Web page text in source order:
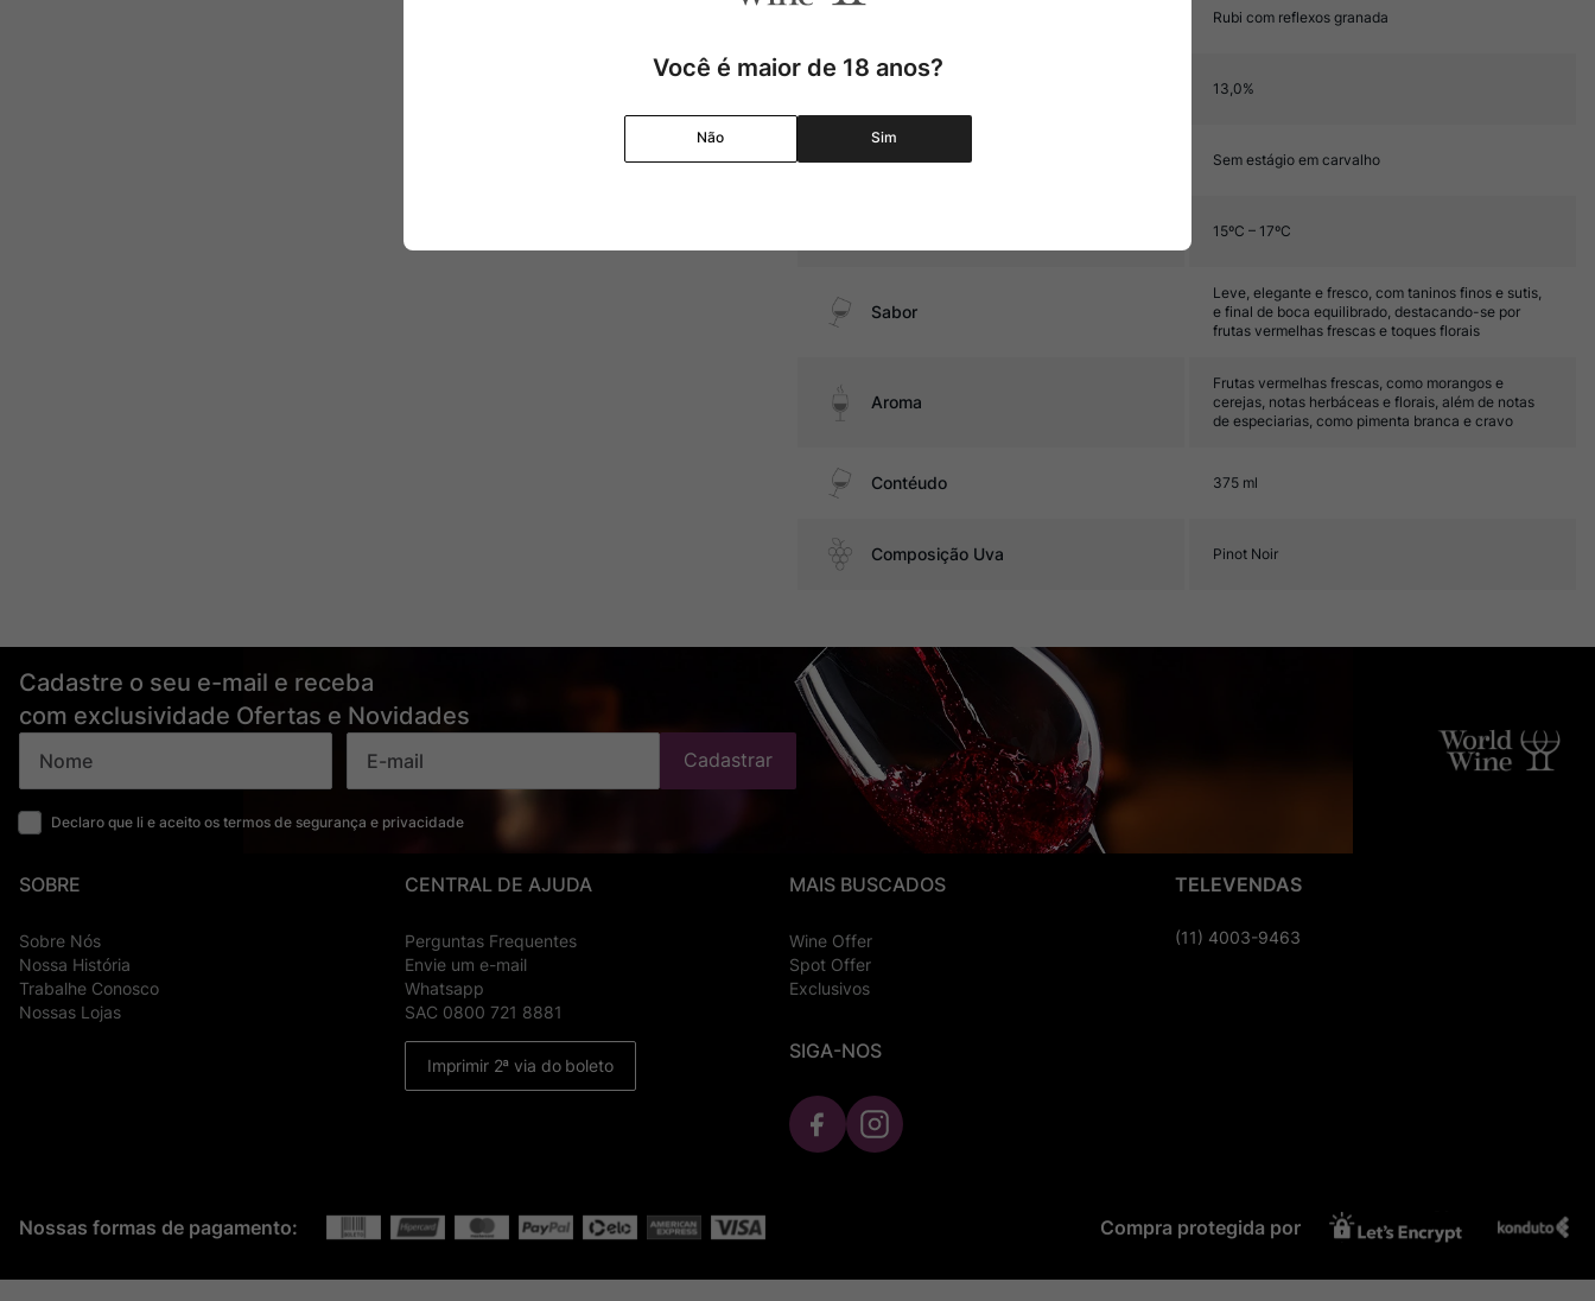
Rubi com reflexos granada
13,0%
Amadurecimento Sem estágio em carvalho
15ºC – 17ºC
Sabor
Leve, elegante e fresco, com taninos finos e sutis,
e final de boca equilibrado, destacando-se por
frutas vermelhas frescas e toques florais
Aroma
Frutas vermelhas frescas, como morangos e
cerejas, notas herbáceas e florais, além de notas
de especiarias, como pimenta branca e cravo
Contéudo 375 ml
Composição Uva Pinot Noir
Cadastre o seu e-mail e receba
com exclusividade Ofertas e Novidades
Declaro que li e aceito os termos de segurança e privacidade
Cadastrar
SOBRE
Sobre Nós
Nossa História
Trabalhe Conosco
Nossas Lojas
CENTRAL DE AJUDA
Perguntas Frequentes
Envie um e-mail
Whatsapp
SAC 0800 721 8881
Imprimir 2ª via do boleto
MAIS BUSCADOS
Wine Offer
Spot Offer
Exclusivos
SIGA-NOS
TELEVENDAS
(11) 4003-9463
Nossas formas de pagamento: Compra protegida por
Você é maior de 18 anos?
Não Sim